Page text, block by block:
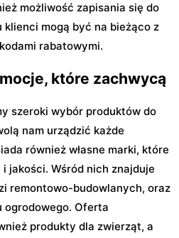
możliwość zapisania się do
mogą być na bieżąco z
rabatowymi.
które zachwycą
szeroki wybór produktów do
nam urządzić każde
również własne marki, które
jakości. Wśród nich znajduje
remontowo-budowlanych, oraz
ogrodowego. Oferta
produkty dla zwierząt, a